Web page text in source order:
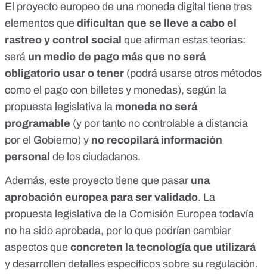
El proyecto europeo de una moneda digital tiene tres
elementos que dificultan que se lleve a cabo el
rastreo y control social que afirman estas teorías:
será un medio de pago más que no será
obligatorio usar o tener (podrá usarse otros métodos
como el pago con billetes y monedas), según la
propuesta legislativa la moneda no será
programable (y por tanto no controlable a distancia
por el Gobierno) y no recopilará información
personal de los ciudadanos.
Además, este proyecto tiene que pasar una
aprobación europea para ser validado. La
propuesta legislativa de la Comisión Europea todavía
no ha sido aprobada, por lo que podrían cambiar
aspectos que concreten la tecnología que utilizará
y desarrollen detalles específicos sobre su regulación.